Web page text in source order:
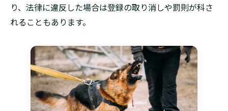
り、法律に違反した場合は登録の取り消しや罰則が科さ
れることもあります。